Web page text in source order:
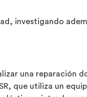
investigando
una reparación
que utiliza un